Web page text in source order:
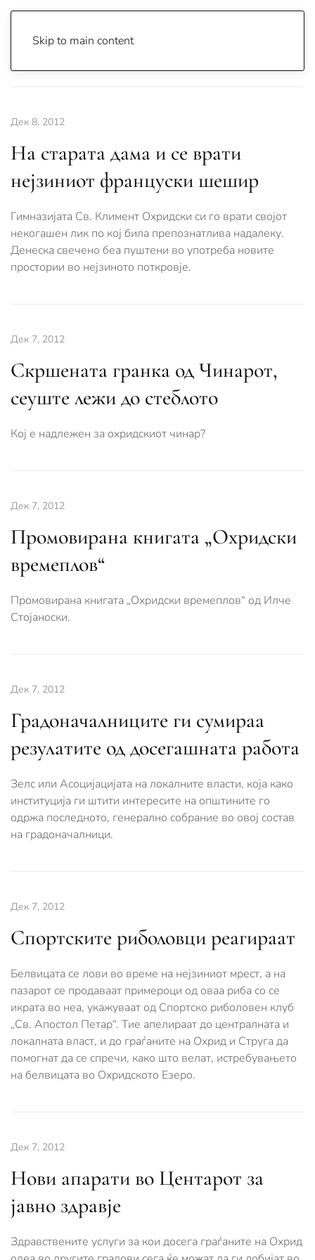
Skip to main content
Дек 8, 2012
На старата дама и се врати
нејзиниот француски шешир
Гимназијата Св. Климент Охридски си го врати својот
некогашен лик по кој била препознатлива надалеку.
Денеска свечено беа пуштени во употреба новите
простории во нејзиното поткровје.
Дек 7, 2012
Скршената гранка од Чинарот,
сеуште лежи до стеблото
Кој е надлежен за охридскиот чинар?
Дек 7, 2012
Промовирана книгата „Охридски
времеплов“
Промовирана книгата „Охридски времеплов“ од Илче
Стојаноски.
Дек 7, 2012
Градоначалниците ги сумираа
резулатите од досегашната работа
Зелс или Асоцијацијата на локалните власти, која како
институција ги штити интересите на општините го
одржа последното, генерално собрание во овој состав
на градоначалници.
Дек 7, 2012
Спортските риболовци реагираат
Белвицата се лови во време на нејзиниот мрест, а на
пазарот се продаваат примероци од оваа риба со се
икрата во неа, укажуваат од Спортско риболовен клуб
„Св. Апостол Петар“. Тие апелираат до централната и
локалната власт, и до граѓаните на Охрид и Струга да
помогнат да се спречи, како што велат, истребувањето
на белвицата во Охридското Езеро.
Дек 7, 2012
Нови апарати во Центарот за
јавно здравје
Здравствените услуги за кои досега граѓаните на Охрид